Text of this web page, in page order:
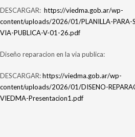
DESCARGAR: https://viedma.gob.ar/wp-
content/uploads/2026/01/PLANILLA-PARA-
VIA-PUBLICA-V-01-26.pdf
Diseño reparacion en la via publica:
DESCARGAR:https://viedma.gob.ar/wp-
content/uploads/2026/01/DISENO-
VIEDMA-Presentacion1.pdf